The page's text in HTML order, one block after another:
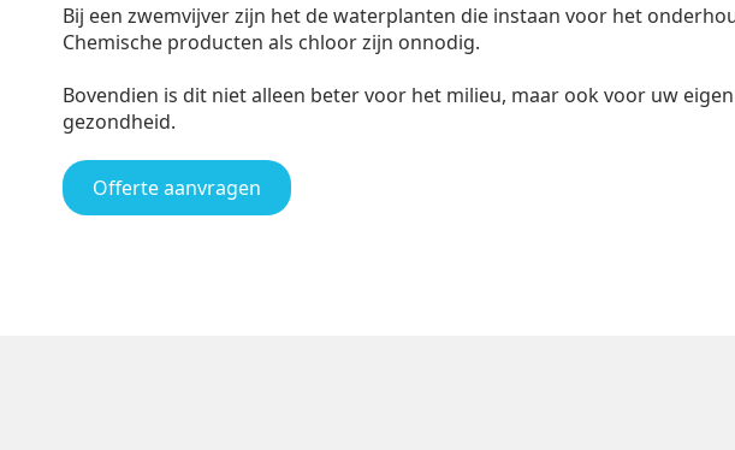
Bij een zwemvijver zijn het de waterplanten die instaan voor het
Chemische producten als chloor zijn onnodig.
Bovendien is dit niet alleen beter voor het milieu, maar ook voor uw eigen
gezondheid.
Offerte aanvragen